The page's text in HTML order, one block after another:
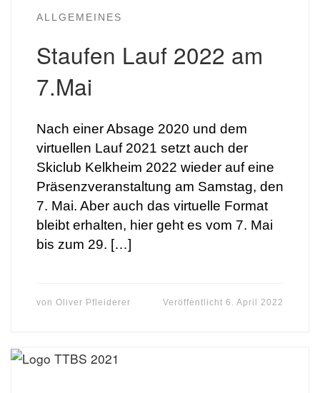
ALLGEMEINES
Staufen Lauf 2022 am
7.Mai
Nach einer Absage 2020 und dem
virtuellen Lauf 2021 setzt auch der
Skiclub Kelkheim 2022 wieder auf eine
Präsenzveranstaltung am Samstag, den
7. Mai. Aber auch das virtuelle Format
bleibt erhalten, hier geht es vom 7. Mai
bis zum 29. […]
von Oliver Pfleiderer Veröffentlicht6. April 2022